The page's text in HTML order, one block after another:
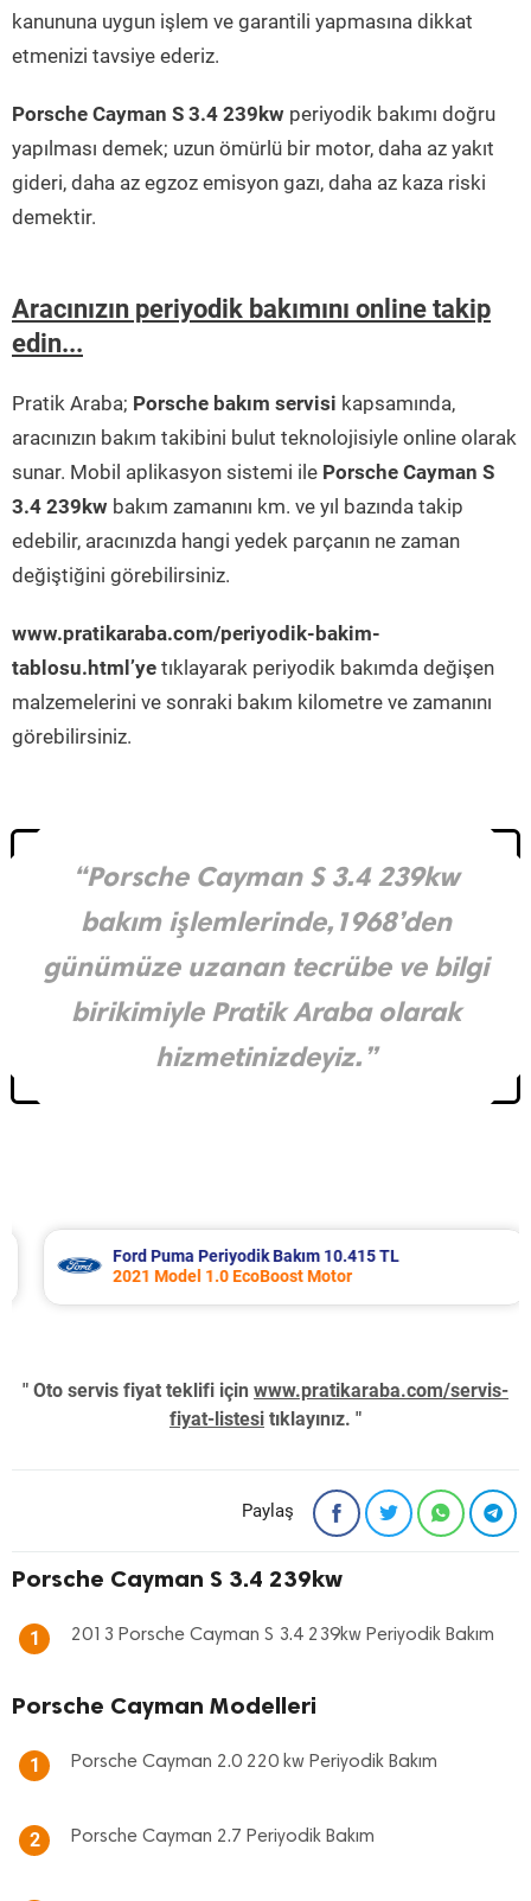
kanununa uygun işlem ve garantili yapmasına dikkat
etmenizi tavsiye ederiz.
Porsche Cayman S 3.4 239kw periyodik bakımı doğru
yapılması demek; uzun ömürlü bir motor, daha az yakıt
gideri, daha az egzoz emisyon gazı, daha az kaza riski
demektir.
Aracınızın periyodik bakımını online takip
edin...
Pratik Araba; Porsche bakım servisi kapsamında,
aracınızın bakım takibini bulut teknolojisiyle online olarak
sunar. Mobil aplikasyon sistemi ile Porsche Cayman S
3.4 239kw bakım zamanını km. ve yıl bazında takip
edebilir, aracınızda hangi yedek parçanın ne zaman
değiştiğini görebilirsiniz.
www.pratikaraba.com/periyodik-bakim-
tablosu.html’ye tıklayarak periyodik bakımda değişen
malzemelerini ve sonraki bakım kilometre ve zamanını
görebilirsiniz.
“Porsche Cayman S 3.4 239kw
bakım işlemlerinde,1968’den
günümüze uzanan tecrübe ve bilgi
birikimiyle Pratik Araba olarak
hizmetinizdeyiz.”
Ford Puma Periyodik Bakım 10.415 TL
2021 Model 1.0 EcoBoost Motor
" Oto servis fiyat teklifi için www.pratikaraba.com/servis-
fiyat-listesi tıklayınız. "
Paylaş
Porsche Cayman S 3.4 239kw
1 2013 Porsche Cayman S 3.4 239kw Periyodik Bakım
Porsche Cayman Modelleri
1 Porsche Cayman 2.0 220 kw Periyodik Bakım
2 Porsche Cayman 2.7 Periyodik Bakım